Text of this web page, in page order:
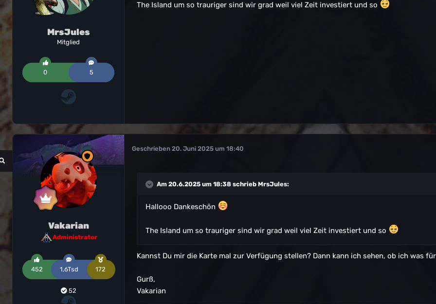
MrsJules
Mitglied
0 5
The Island um so trauriger sind wir grad weil viel Zeit investiert und so
Vakarian
Administrator
452 1,6Tsd 172
52
Geschrieben 20. Juni 2025 um 18:40
Am 20.6.2025 um 18:38 schrieb MrsJules:
Hallooo Dankeschön
The Island um so trauriger sind wir grad weil viel Zeit investiert und so
Kannst Du mir die Karte mal zur Verfügung stellen? Dann kann ich sehen, ob ich was
Gurß,
Vakarian